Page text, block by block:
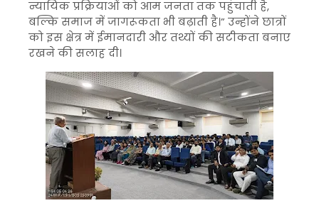
न्यायिक प्रक्रियाओं को आम जनता तक पहुंचाती है,
बल्कि समाज में जागरूकता भी बढ़ाती है।” उन्होंने छात्रों
को इस क्षेत्र में ईमानदारी और तथ्यों की सटीकता बनाए
रखने की सलाह दी।